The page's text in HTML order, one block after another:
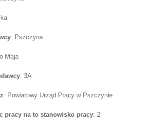
: Pszczyna
Maja
: 3A
: Powiatowy Urząd Pracy w Pszczynie
pracy na to stanowisko pracy: 2